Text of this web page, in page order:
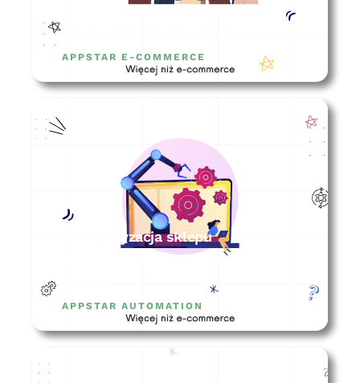
Jak zarządzać zespołem e-
APPSTAR E-COMMERCE
Automatyzacja sklepu
internetowego – o co w tym
APPSTAR AUTOMATION